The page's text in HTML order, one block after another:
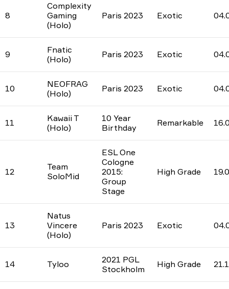
8
Complexity
Gaming
(Holo)
Paris 2023 Exotic
9
Fnatic
(Holo)
Paris 2023 Exotic
10
NEOFRAG
(Holo)
Paris 2023 Exotic
11
Kawaii T
(Holo)
10 Year
Birthday
Remarkable
12
Team
SoloMid
ESL One
Cologne
2015:
Group
Stage
High Grade
13
Natus
Vincere
(Holo)
Paris 2023 Exotic
14 Tyloo
2021 PGL
Stockholm
High Grade